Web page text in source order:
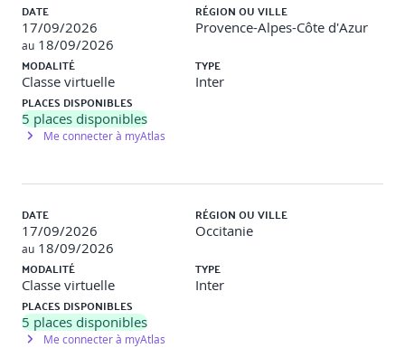
DATE
17/09/2026
au 18/09/2026
RÉGION OU VILLE
Provence-Alpes-Côte d'Azur
MODALITÉ
Classe virtuelle
TYPE
Inter
PLACES DISPONIBLES
5 places disponibles
Me connecter à myAtlas
DATE
17/09/2026
au 18/09/2026
RÉGION OU VILLE
Occitanie
MODALITÉ
Classe virtuelle
TYPE
Inter
PLACES DISPONIBLES
5 places disponibles
Me connecter à myAtlas